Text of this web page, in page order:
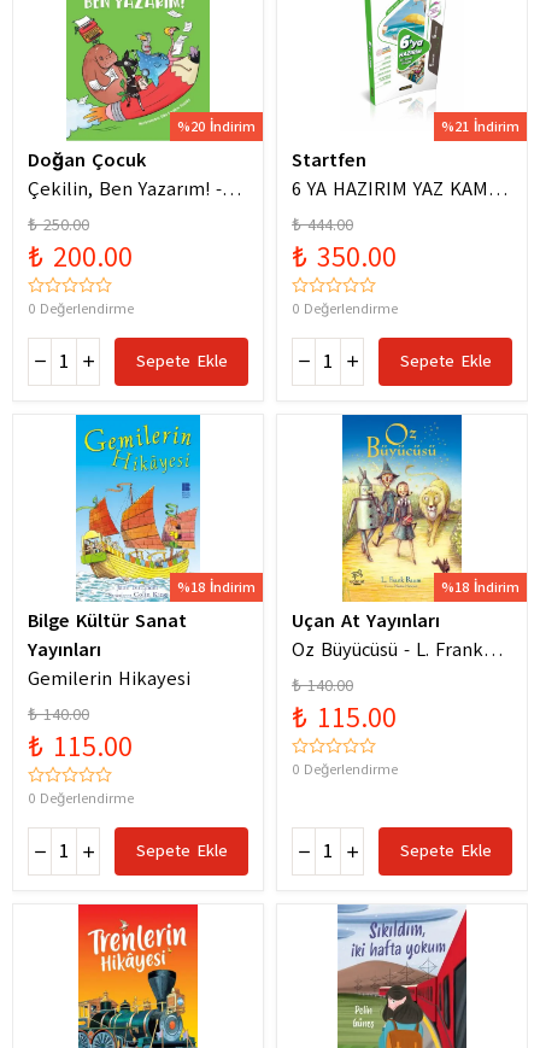
%20 İndirim
Doğan Çocuk
Çekilin, Ben Yazarım! -
Anıl Basılı
₺ 250.00
₺ 200.00
0 Değerlendirme
Sepete Ekle
%21 İndirim
Startfen
6 YA HAZIRIM YAZ KAMPI
FÖYLERİ
₺ 444.00
₺ 350.00
0 Değerlendirme
Sepete Ekle
%18 İndirim
Bilge Kültür Sanat
Yayınları
Gemilerin Hikayesi
₺ 140.00
₺ 115.00
0 Değerlendirme
Sepete Ekle
%18 İndirim
Uçan At Yayınları
Oz Büyücüsü - L. Frank
Baum
₺ 140.00
₺ 115.00
0 Değerlendirme
Sepete Ekle